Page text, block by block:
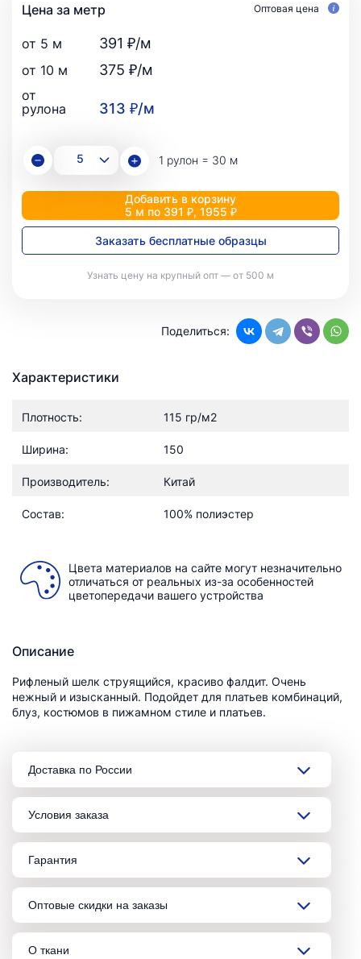
Цена за метр Оптовая цена
от 5 м 391 ₽/м
от 10 м 375 ₽/м
от
рулона
313 ₽/м
1 рулон = 30 м
Добавить в корзину
5 м по 391 ₽, 1955 ₽
Заказать бесплатные образцы
Узнать цену на крупный опт — от 500 м
Поделиться:
Характеристики
Плотность: 115 гр/м2
Ширина: 150
Производитель: Китай
Состав: 100% полиэстер
Цвета материалов на сайте могут незначительно
отличаться от реальных из-за особенностей
цветопередачи вашего устройства
Описание
Рифленый шелк струящийся, красиво фалдит. Очень
нежный и изысканный. Подойдет для платьев комбинаций,
блуз, костюмов в пижамном стиле и платьев.
Доставка по России
Условия заказа
Гарантия
Оптовые скидки на заказы
О ткани